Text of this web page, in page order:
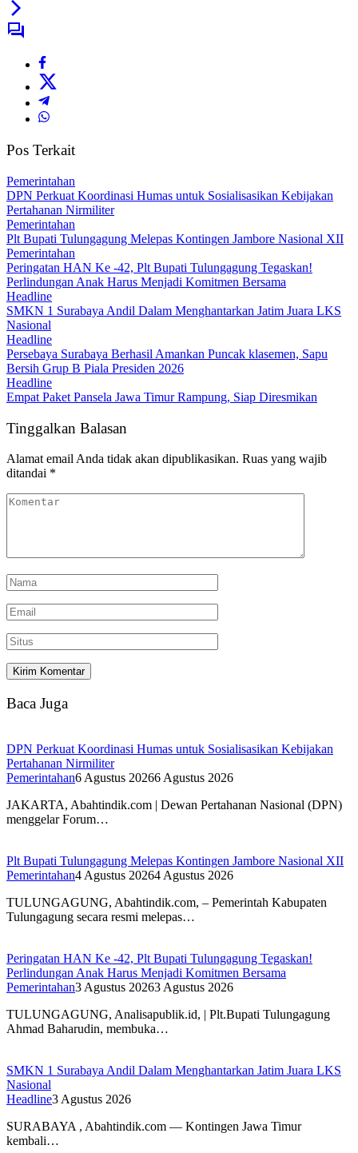
Pos Terkait
Pemerintahan
DPN Perkuat Koordinasi Humas untuk Sosialisasikan Kebijakan
Pertahanan Nirmiliter
Pemerintahan
Plt Bupati Tulungagung Melepas Kontingen Jambore Nasional XII
Pemerintahan
Peringatan HAN Ke -42, Plt Bupati Tulungagung Tegaskan!
Perlindungan Anak Harus Menjadi Komitmen Bersama
Headline
SMKN 1 Surabaya Andil Dalam Menghantarkan Jatim Juara LKS
Nasional
Headline
Persebaya Surabaya Berhasil Amankan Puncak klasemen, Sapu
Bersih Grup B Piala Presiden 2026
Headline
Empat Paket Pansela Jawa Timur Rampung, Siap Diresmikan
Tinggalkan Balasan
Alamat email Anda tidak akan dipublikasikan. Ruas yang wajib
ditandai *
Baca Juga
DPN Perkuat Koordinasi Humas untuk Sosialisasikan Kebijakan
Pertahanan Nirmiliter
Pemerintahan6 Agustus 20266 Agustus 2026
JAKARTA, Abahtindik.com | Dewan Pertahanan Nasional (DPN)
menggelar Forum…
Plt Bupati Tulungagung Melepas Kontingen Jambore Nasional XII
Pemerintahan4 Agustus 20264 Agustus 2026
TULUNGAGUNG, Abahtindik.com, – Pemerintah Kabupaten
Tulungagung secara resmi melepas…
Peringatan HAN Ke -42, Plt Bupati Tulungagung Tegaskan!
Perlindungan Anak Harus Menjadi Komitmen Bersama
Pemerintahan3 Agustus 20263 Agustus 2026
TULUNGAGUNG, Analisapublik.id, | Plt.Bupati Tulungagung
Ahmad Baharudin, membuka…
SMKN 1 Surabaya Andil Dalam Menghantarkan Jatim Juara LKS
Nasional
Headline3 Agustus 2026
SURABAYA , Abahtindik.com — Kontingen Jawa Timur
kembali…